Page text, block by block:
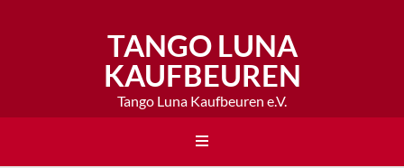
TANGO LUNA
KAUFBEUREN
Tango Luna Kaufbeuren e.V.